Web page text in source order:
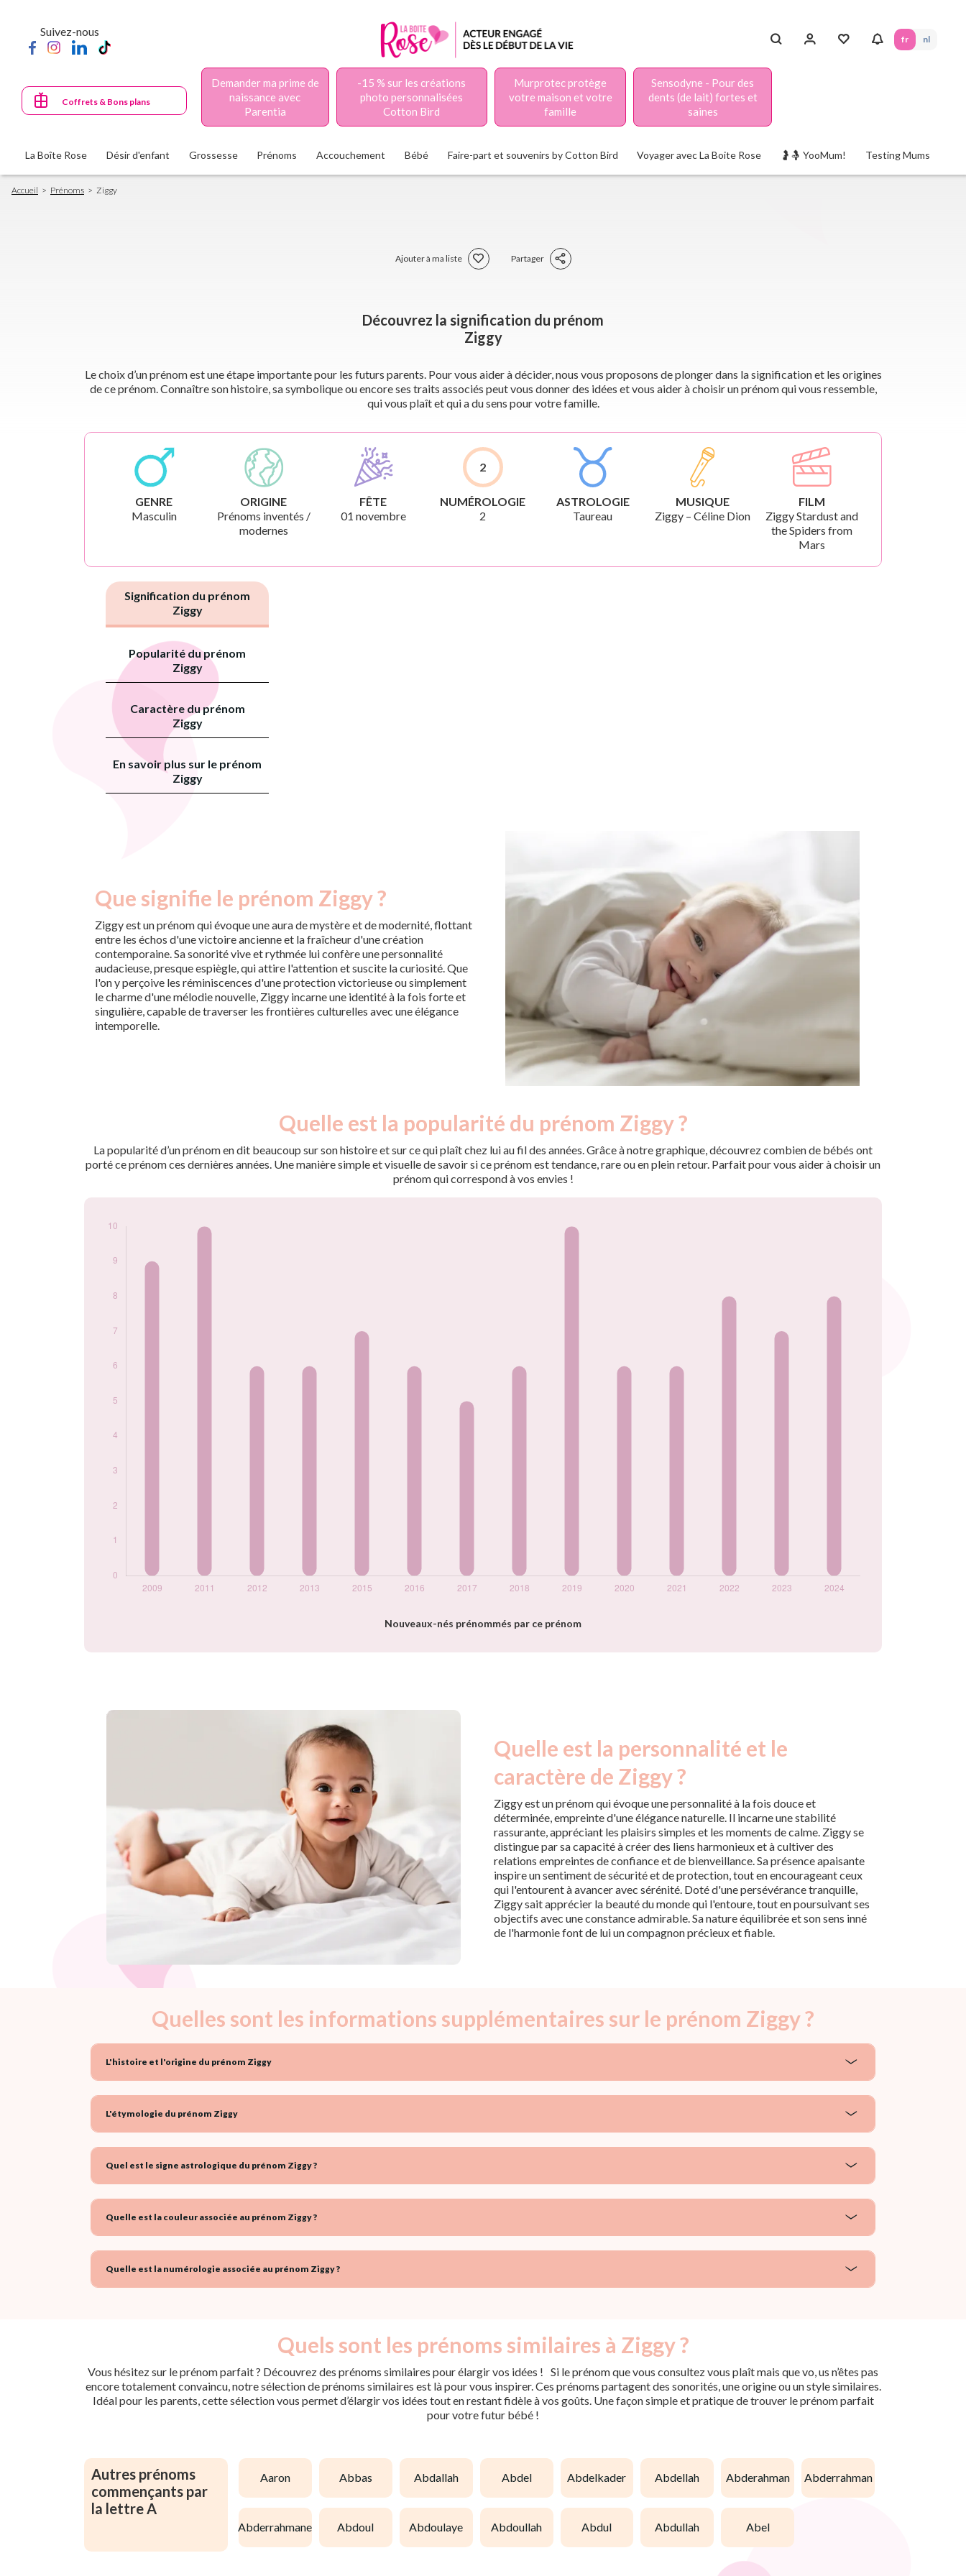
principal
Suivez-nous
fr nl
Coffrets & Bons plans
Demander ma prime de
naissance avec
Parentia
-15 % sur les créations
photo personnalisées
Cotton Bird
Murprotec protège
votre maison et votre
famille
Sensodyne - Pour des
dents (de lait) fortes et
saines
La Boîte Rose Désir d'enfant Grossesse Prénoms Accouchement Bébé Faire-part et souvenirs by Cotton Bird Voyager avec La Boite Rose 🤰🤱 YooMum! Testing Mums
Fil
d'Ariane
Accueil Prénoms Ziggy
Ajouter à ma liste Partager
Découvrez la signification du prénom
Ziggy
Le choix d’un prénom est une étape importante pour les futurs parents. Pour vous aider à décider, nous vous proposons de plonger dans la signification et les origines
de ce prénom. Connaître son histoire, sa symbolique ou encore ses traits associés peut vous donner des idées et vous aider à choisir un prénom qui vous ressemble,
qui vous plaît et qui a du sens pour votre famille.
GENRE
Masculin
ORIGINE
Prénoms inventés /
modernes
FÊTE
01 novembre
2
NUMÉROLOGIE
2
ASTROLOGIE
Taureau
MUSIQUE
Ziggy – Céline Dion
FILM
Ziggy Stardust and
the Spiders from
Mars
Signification du prénom
Ziggy
Popularité du prénom
Ziggy
Caractère du prénom
Ziggy
En savoir plus sur le prénom
Ziggy
Que signifie le prénom Ziggy ?
Ziggy est un prénom qui évoque une aura de mystère et de modernité, flottant
entre les échos d'une victoire ancienne et la fraîcheur d'une création
contemporaine. Sa sonorité vive et rythmée lui confère une personnalité
audacieuse, presque espiègle, qui attire l'attention et suscite la curiosité. Que
l'on y perçoive les réminiscences d'une protection victorieuse ou simplement
le charme d'une mélodie nouvelle, Ziggy incarne une identité à la fois forte et
singulière, capable de traverser les frontières culturelles avec une élégance
intemporelle.
Quelle est la popularité du prénom Ziggy ?
La popularité d’un prénom en dit beaucoup sur son histoire et sur ce qui plaît chez lui au fil des années. Grâce à notre graphique, découvrez combien de bébés ont
porté ce prénom ces dernières années. Une manière simple et visuelle de savoir si ce prénom est tendance, rare ou en plein retour. Parfait pour vous aider à choisir un
prénom qui correspond à vos envies !
Nouveaux-nés prénommés par ce prénom
2009
9
2011
10
2016
6
Quelle est la personnalité et le
caractère de Ziggy ?
Ziggy est un prénom qui évoque une personnalité à la fois douce et
déterminée, empreinte d'une élégance naturelle. Il incarne une stabilité
rassurante, appréciant les plaisirs simples et les moments de calme. Ziggy se
distingue par sa capacité à créer des liens harmonieux et à cultiver des
relations empreintes de confiance et de bienveillance. Sa présence apaisante
inspire un sentiment de sécurité et de protection, tout en encourageant ceux
qui l'entourent à avancer avec sérénité. Doté d'une persévérance tranquille,
Ziggy sait apprécier la beauté du monde qui l'entoure, tout en poursuivant ses
objectifs avec une constance admirable. Sa nature équilibrée et son sens inné
de l'harmonie font de lui un compagnon précieux et fiable.
Quelles sont les informations supplémentaires sur le prénom Ziggy ?
L'histoire et l'origine du prénom Ziggy
L'étymologie du prénom Ziggy
Quel est le signe astrologique du prénom Ziggy ?
Quelle est la couleur associée au prénom Ziggy ?
Quelle est la numérologie associée au prénom Ziggy ?
Quels sont les prénoms similaires à Ziggy ?
Vous hésitez sur le prénom parfait ? Découvrez des prénoms similaires pour élargir vos idées ! Si le prénom que vous consultez vous plaît mais que vo, us n’êtes pas
encore totalement convaincu, notre sélection de prénoms similaires est là pour vous inspirer. Ces prénoms partagent des sonorités, une origine ou un style similaires.
Idéal pour les parents, cette sélection vous permet d’élargir vos idées tout en restant fidèle à vos goûts. Une façon simple et pratique de trouver le prénom parfait
pour votre futur bébé !
Autres prénoms
commençants par
la lettre A
aaron abbas abdallah abdel abdelkader abdellah abderahman abderrahman
abderrahmane abdoul abdoulaye abdoullah abdul abdullah abel